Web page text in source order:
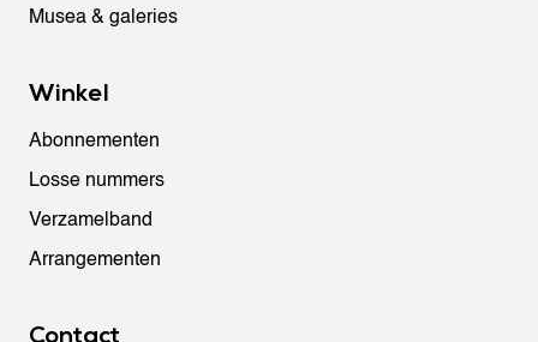
Musea & galeries
Winkel
Abonnementen
Losse nummers
Verzamelband
Arrangementen
Contact